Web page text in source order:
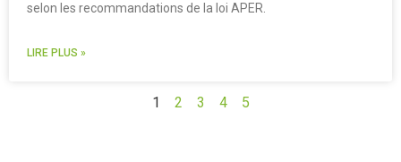
selon les recommandations de la loi APER.
LIRE PLUS »
1 2 3 4 5